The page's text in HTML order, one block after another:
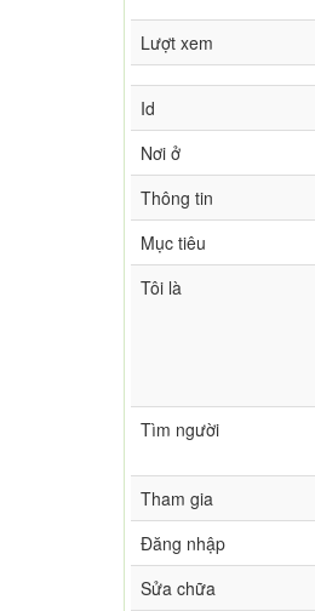
Lượt xem
Id
Nơi ở
Thông tin
Mục tiêu
Tôi là
Tìm người
Tham gia
Đăng nhập
Sửa chữa